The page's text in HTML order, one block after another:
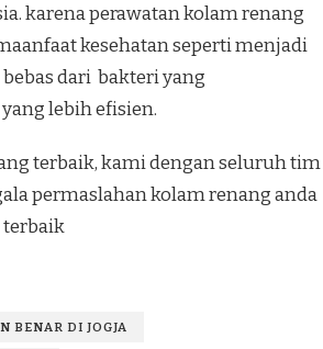
karena perawatan kolam renang
kesehatan seperti menjadi
dari bakteri yang
lebih efisien.
terbaik, kami dengan seluruh tim
permaslahan kolam renang anda
terbaik
BENAR DI JOGJA